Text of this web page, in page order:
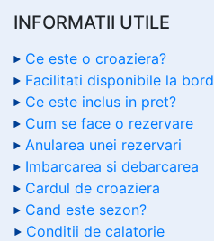
INFORMATII UTILE
Ce este o croaziera?
Facilitati disponibile la bord
Ce este inclus in pret?
Cum se face o rezervare
Anularea unei rezervari
Imbarcarea si debarcarea
Cardul de croaziera
Cand este sezon?
Conditii de calatorie